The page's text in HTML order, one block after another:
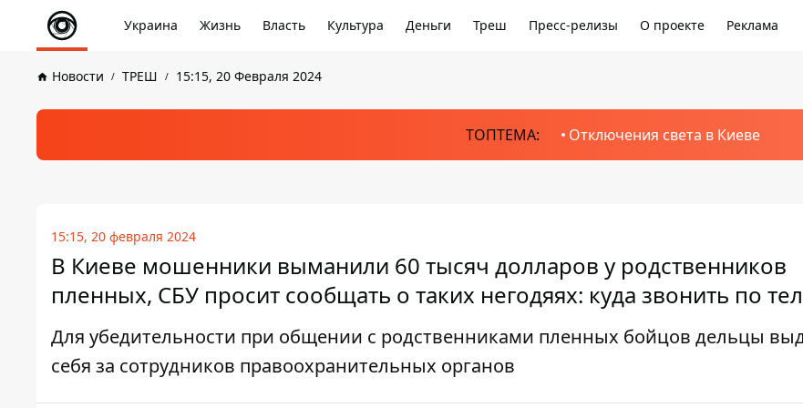
Украина Жизнь Власть Культура Деньги Треш Пресс-релизы О проекте Реклама
Новости ТРЕШ 15:15, 20 Февраля 2024
ТОПТЕМА: Отключения света в Киеве
15:15, 20 февраля 2024
В Киеве мошенники выманили 60 тысяч долларов у родственников
пленных, СБУ просит сообщать о таких негодяях: куда звонить по
Для убедительности при общении с родственниками пленных бойцов дельцы
себя за сотрудников правоохранительных органов